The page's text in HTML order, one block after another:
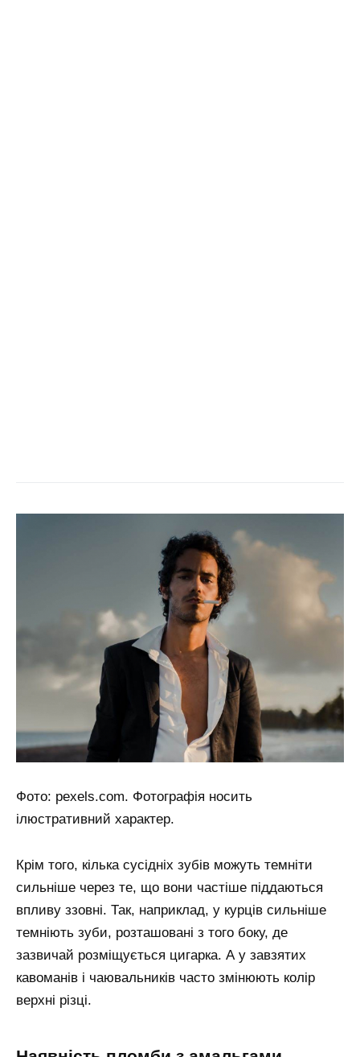
Фото: pexels.com. Фотографія носить
ілюстративний характер.
Крім того, кілька сусідніх зубів можуть темніти
сильніше через те, що вони частіше піддаються
впливу ззовні. Так, наприклад, у курців сильніше
темніють зуби, розташовані з того боку, де
зазвичай розміщується цигарка. А у завзятих
кавоманів і чаювальників часто змінюють колір
верхні різці.